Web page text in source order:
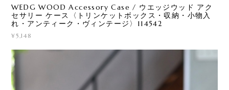
WEDG WOOD Accessory Case / ウエッジウッド アク
セサリー ケース〈トリンケットボックス・収納・小物入
れ・アンティーク・ヴィンテージ〉114542
¥5,148